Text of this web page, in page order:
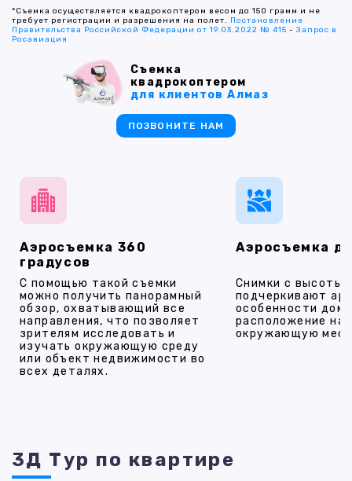
Аэросъемка 360
градусов
С помощью такой съемки
можно получить панорамный
обзор, охватывающий все
направления, что позволяет
зрителям исследовать и
изучать окружающую среду
или объект недвижимости во
всех деталях.
Аэросъемка
Снимки с высоты
подчеркивают
особенности
расположение на
окружающую
*Съемка осуществляется квадрокоптером весом до 150 грамм и не
требует регистрации и разрешения на полет. Постановление
Правительства Российской Федерации от 19.03.2022 № 415 -Запрос в
Росавиация
Съемка
квадрокоптером
для клиентов Алмаз
ПОЗВОНИТЕ НАМ
3Д Тур по квартире